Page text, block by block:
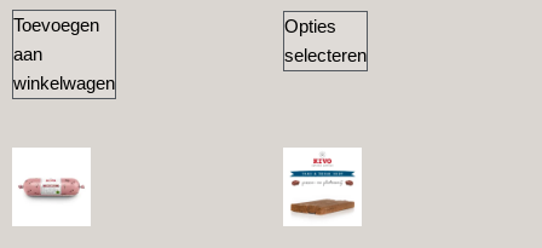
Toevoegen
aan
winkelwagen
Opties
selecteren